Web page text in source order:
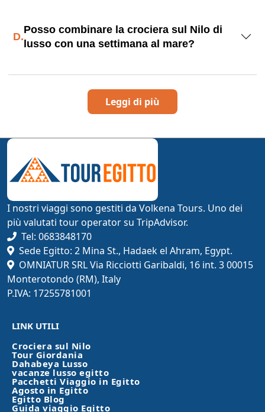
D.
Posso combinare la crociera sul Nilo di
lusso con una settimana al mare?
Leggi di più
I nostri viaggi sono gestiti da Volkena Tours. Uno dei
più valutati tour operator su TripAdvisor.
Tel: 0683848170
Sede Egitto: 2 Mina St., Hadaek el Ahram, Egypt.
OMNIATUR SRL Via Ricciotti Garibaldi, 16 int. 3 00015
Monterotondo (RM), Italy
P.IVA: 17255781001
LINK UTILI
Crociera sul Nilo
Tour Giordania
Dahabeya Lusso
vacanze lusso egitto
Pacchetti Viaggio in Egitto
Agosto in Egitto
Egitto Blog
Guida viaggio Egitto